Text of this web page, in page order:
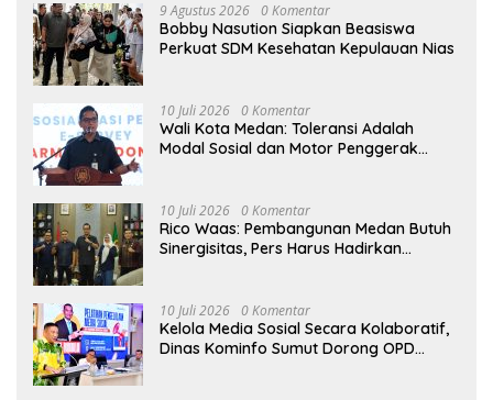
9 Agustus 2026 0 Komentar
Bobby Nasution Siapkan Beasiswa
Perkuat SDM Kesehatan Kepulauan Nias
10 Juli 2026 0 Komentar
Wali Kota Medan: Toleransi Adalah
Modal Sosial dan Motor Penggerak
10 Juli 2026 0 Komentar
Rico Waas: Pembangunan Medan Butuh
Sinergisitas, Pers Harus Hadirkan
10 Juli 2026 0 Komentar
Kelola Media Sosial Secara Kolaboratif,
Dinas Kominfo Sumut Dorong OPD